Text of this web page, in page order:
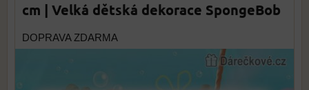
cm | Velká dětská dekorace SpongeBob
DOPRAVA ZDARMA